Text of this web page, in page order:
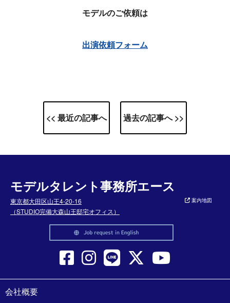
モデルのご依頼は
出演依頼フォーム
<< 最近の記事へ 過去の記事へ >>
モデルタレント事務所エース
東京都大田区山王4-20-16
（STUDIO完備大森山王邸宅オフィス）
案内地図
会社概要